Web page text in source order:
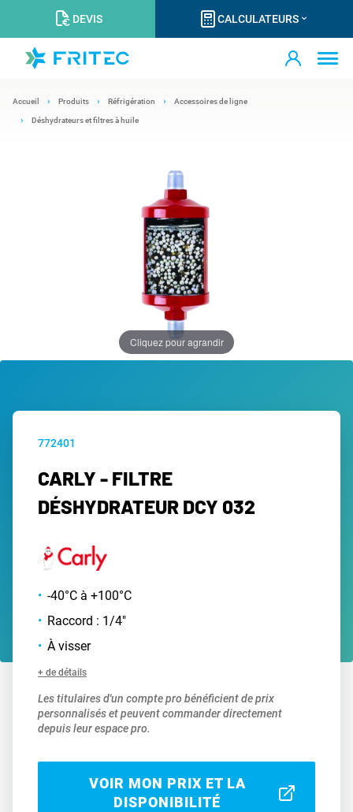
DEVIS CALCULATEURS
Accueil Produits Réfrigération Accessoires de ligne
Déshydrateurs et filtres à huile
Cliquez pour agrandir
772401
CARLY - FILTRE
DÉSHYDRATEUR DCY 032
-40°C à +100°C
Raccord : 1/4"
À visser
+ de détails
Les titulaires d'un compte pro bénéficient de prix
personnalisés et peuvent commander directement
depuis leur espace pro.
VOIR MON PRIX ET LA
DISPONIBILITÉ